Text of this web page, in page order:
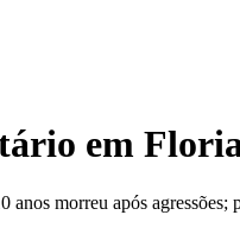
em
morreu após